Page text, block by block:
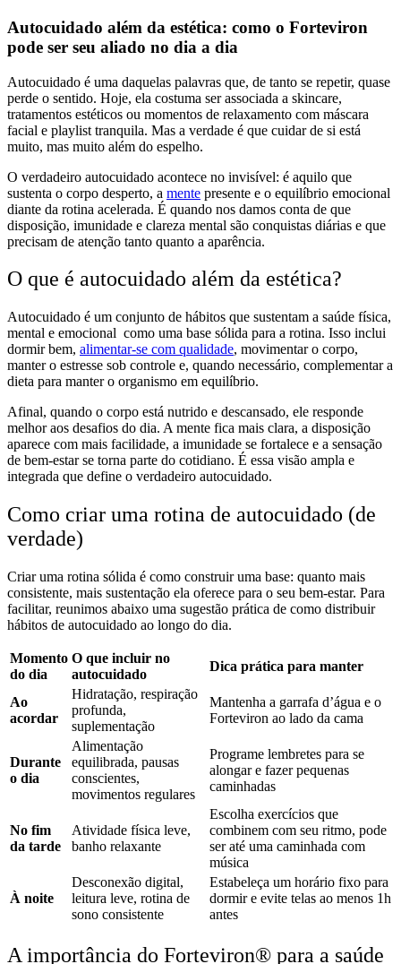
Autocuidado além da estética: como o Forteviron
pode ser seu aliado no dia a dia
Autocuidado é uma daquelas palavras que, de tanto se repetir, quase
perde o sentido. Hoje, ela costuma ser associada a skincare,
tratamentos estéticos ou momentos de relaxamento com máscara
facial e playlist tranquila. Mas a verdade é que cuidar de si está
muito, mas muito além do espelho.
O verdadeiro autocuidado acontece no invisível: é aquilo que
sustenta o corpo desperto, a mente presente e o equilíbrio emocional
diante da rotina acelerada. É quando nos damos conta de que
disposição, imunidade e clareza mental são conquistas diárias e que
precisam de atenção tanto quanto a aparência.
O que é autocuidado além da estética?
Autocuidado é um conjunto de hábitos que sustentam a saúde física,
mental e emocional como uma base sólida para a rotina. Isso inclui
dormir bem, alimentar-se com qualidade, movimentar o corpo,
manter o estresse sob controle e, quando necessário, complementar a
dieta para manter o organismo em equilíbrio.
Afinal, quando o corpo está nutrido e descansado, ele responde
melhor aos desafios do dia. A mente fica mais clara, a disposição
aparece com mais facilidade, a imunidade se fortalece e a sensação
de bem-estar se torna parte do cotidiano. É essa visão ampla e
integrada que define o verdadeiro autocuidado.
Como criar uma rotina de autocuidado (de
verdade)
Criar uma rotina sólida é como construir uma base: quanto mais
consistente, mais sustentação ela oferece para o seu bem-estar. Para
facilitar, reunimos abaixo uma sugestão prática de como distribuir
hábitos de autocuidado ao longo do dia.
Momento
do dia
O que incluir no
autocuidado
Dica prática para manter
Ao
acordar
Hidratação, respiração
profunda,
suplementação
Mantenha a garrafa d’água e o
Forteviron ao lado da cama
Durante
o dia
Alimentação
equilibrada, pausas
conscientes,
movimentos regulares
Programe lembretes para se
alongar e fazer pequenas
caminhadas
No fim
da tarde
Atividade física leve,
banho relaxante
Escolha exercícios que
combinem com seu ritmo, pode
ser até uma caminhada com
música
À noite
Desconexão digital,
leitura leve, rotina de
sono consistente
Estabeleça um horário fixo para
dormir e evite telas ao menos 1h
antes
A importância do Forteviron® para a saúde